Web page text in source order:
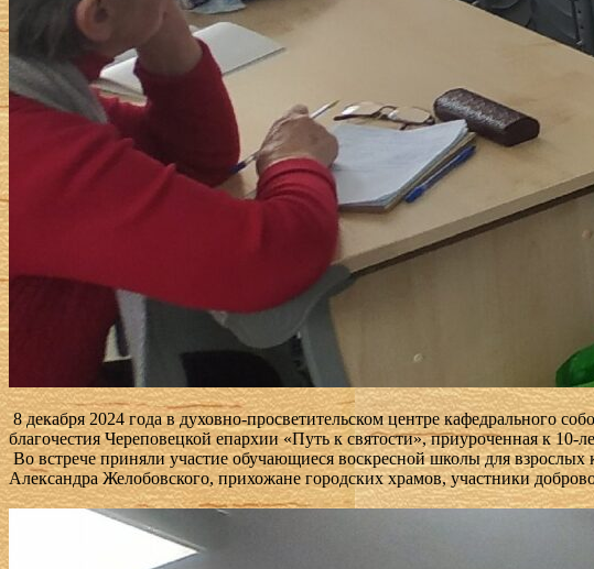
8 декабря 2024 года в духовно-просветительском центре кафедрального
благочестия Череповецкой епархии «Путь к святости», приуроченная к 10-
Во встрече приняли участие обучающиеся воскресной школы для взрослых
Александра Желобовского, прихожане городских храмов, участники